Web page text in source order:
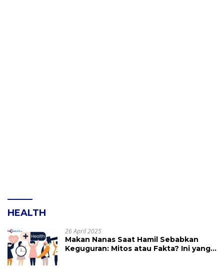
HEALTH
26 April 2025
Makan Nanas Saat Hamil Sebabkan
Keguguran: Mitos atau Fakta? Ini yang